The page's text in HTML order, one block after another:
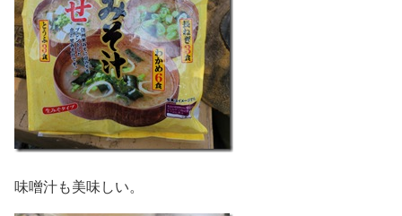
味噌汁も美味しい。